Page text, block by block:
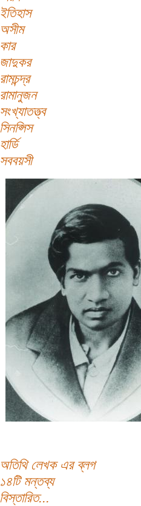
ইতিহাস
অসীম
কার
জাদুকর
রামচন্দ্র
রামানুজন
সংখ্যাতত্ত্ব
সিনপ্সিস
হার্ডি
সববয়সী
অতিথি লেখক এর ব্লগ
১৪টি মন্তব্য
বিস্তারিত...